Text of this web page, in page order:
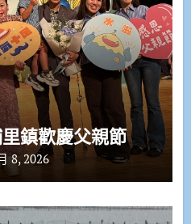
鎮歡慶父親節
8, 2026